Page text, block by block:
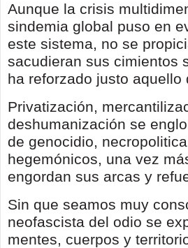
Aunque la crisis
sindemia global puso en
este sistema, no se
sacudieran sus cimientos
ha reforzado justo
Privatización,
deshumanización se
de genocidio,
hegemónicos, una vez
engordan sus arcas y
Sin que seamos muy
neofascista del odio se
mentes, cuerpos y